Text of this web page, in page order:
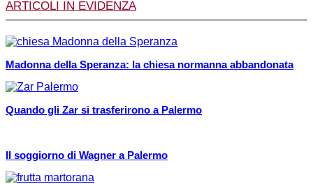
ARTICOLI IN EVIDENZA
Madonna della Speranza: la chiesa normanna abbandonata
Quando gli Zar si trasferirono a Palermo
Il soggiorno di Wagner a Palermo